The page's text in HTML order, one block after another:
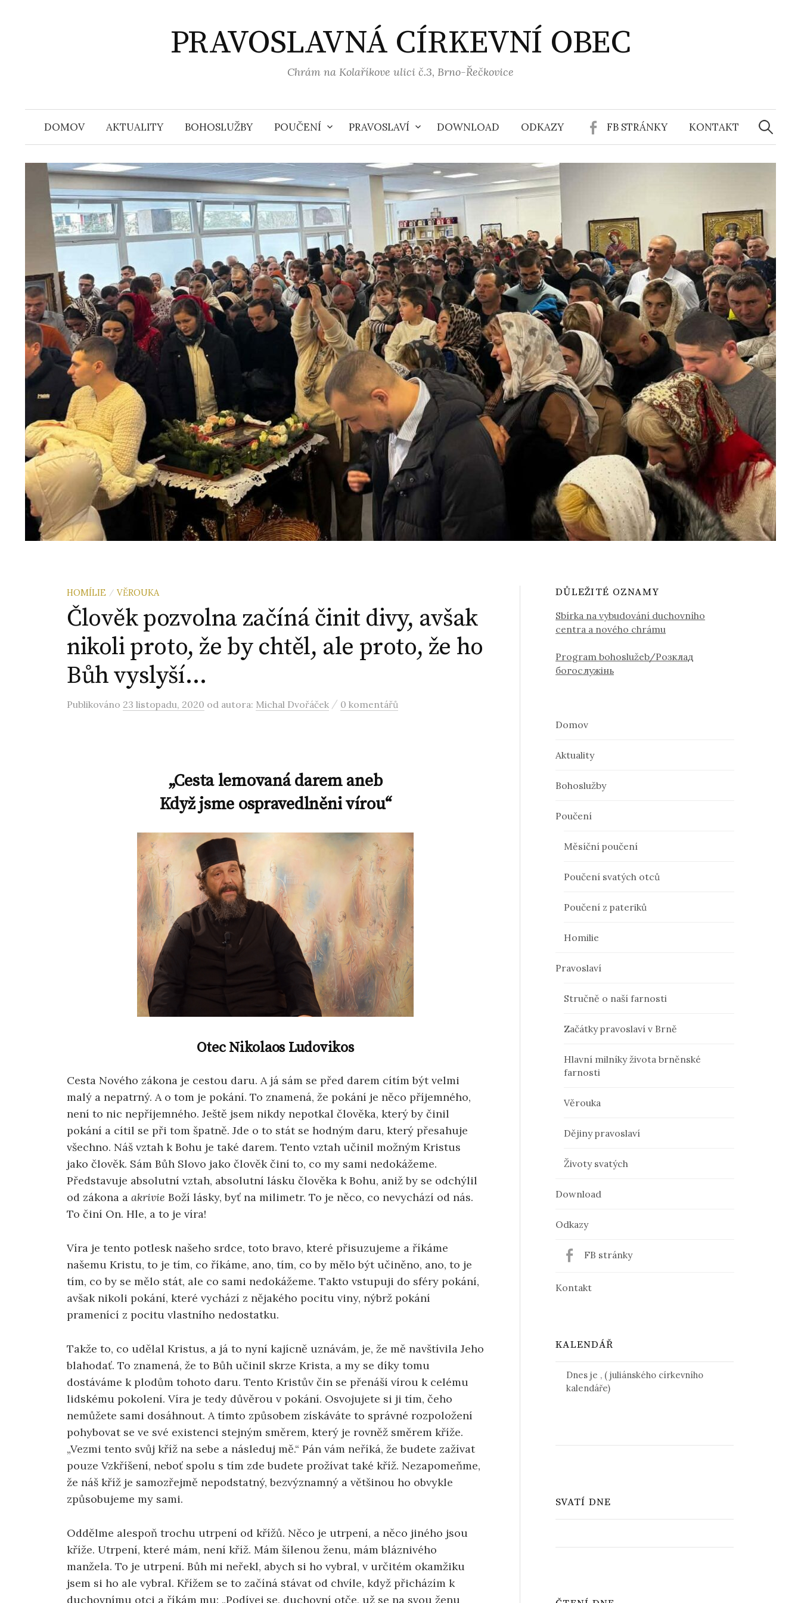
PRAVOSLAVNÁ CÍRKEVNÍ OBEC
Chrám na Kolaříkove ulici č.3, Brno-Řečkovice
DOMOV AKTUALITY BOHOSLUŽBY POUČENÍ PRAVOSLAVÍ DOWNLOAD ODKAZY FB STRÁNKY KONTAKT
HOMÍLIE / VĚROUKA
Člověk pozvolna začíná činit divy, avšak
nikoli proto, že by chtěl, ale proto, že ho
Bůh vyslyší…
Publikováno 23 listopadu, 2020 od autora: Michal Dvořáček / 0 komentářů
„Cesta lemovaná darem aneb
Když jsme ospravedlněni vírou“
Otec Nikolaos Ludovikos
Cesta Nového zákona je cestou daru. A já sám se před darem cítím být velmi
malý a nepatrný. A o tom je pokání. To znamená, že pokání je něco příjemného, ​​
není to nic nepříjemného. Ještě jsem nikdy nepotkal člověka, který by činil
pokání a cítil se při tom špatně. Jde o to stát se hodným daru, který přesahuje
všechno. Náš vztah k Bohu je také darem. Tento vztah učinil možným Kristus
jako člověk. Sám Bůh Slovo jako člověk činí to, co my sami nedokážeme.
Představuje absolutní vztah, absolutní lásku člověka k Bohu, aniž by se odchýlil
od zákona a akrivie Boží lásky, byť na milimetr. To je něco, co nevychází od nás.
To činí On. Hle, a to je víra!
Víra je tento potlesk našeho srdce, toto bravo, které přisuzujeme a říkáme
našemu Kristu, to je tím, co říkáme, ano, tím, co by mělo být učiněno, ano, to je
tím, co by se mělo stát, ale co sami nedokážeme. Takto vstupuji do sféry pokání,
avšak nikoli pokání, které vychází z nějakého pocitu viny, nýbrž pokání
pramenící z pocitu vlastního nedostatku.
Takže to, co udělal Kristus, a já to nyní kajícně uznávám, je, že mě navštívila Jeho
blahodať. To znamená, že to Bůh učinil skrze Krista, a my se díky tomu
dostáváme k plodům tohoto daru. Tento Kristův čin se přenáší vírou k celému
lidskému pokolení. Víra je tedy důvěrou v pokání. Osvojujete si ji tím, čeho
nemůžete sami dosáhnout. A tímto způsobem získáváte to správné rozpoložení
pohybovat se ve své existenci stejným směrem, který je rovněž směrem kříže.
„Vezmi tento svůj kříž na sebe a následuj mě.“ Pán vám neříká, že budete zažívat
pouze Vzkříšení, neboť spolu s tím zde budete prožívat také kříž. Nezapomeňme,
že náš kříž je samozřejmě nepodstatný, bezvýznamný a většinou ho obvykle
způsobujeme my sami.
Oddělme alespoň trochu utrpení od křížů. Něco je utrpení, a něco jiného jsou
kříže. Utrpení, které mám, není kříž. Mám šílenou ženu, mám bláznivého
manžela. To je utrpení. Bůh mi neřekl, abych si ho vybral, v určitém okamžiku
jsem si ho ale vybral. Křížem se to začíná stávat od chvíle, když přicházím k
duchovnímu otci a říkám mu: „Podívej se, duchovní otče, už se na svou ženu
DŮLEŽITÉ OZNAMY
Sbírka na vybudování duchovního
centra a nového chrámu
Program bohoslužeb/Розклад
богослужінь
Domov
Aktuality
Bohoslužby
Poučení
Měsíční poučení
Poučení svatých otců
Poučení z pateriků
Homilie
Pravoslaví
Stručně o naší farnosti
Začátky pravoslaví v Brně
Hlavní milníky života brněnské
farnosti
Věrouka
Dějiny pravoslaví
Životy svatých
Download
Odkazy
FB stránky
Kontakt
KALENDÁŘ
Dnes je , ( juliánského církevního
kalendáře)
SVATÍ DNE